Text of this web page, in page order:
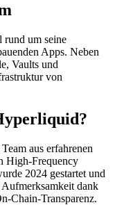
rund um seine
Apps. Neben
Vaults und
von
aus erfahrenen
High-Frequency
2024 gestartet und
dank
Chain-Transparenz.